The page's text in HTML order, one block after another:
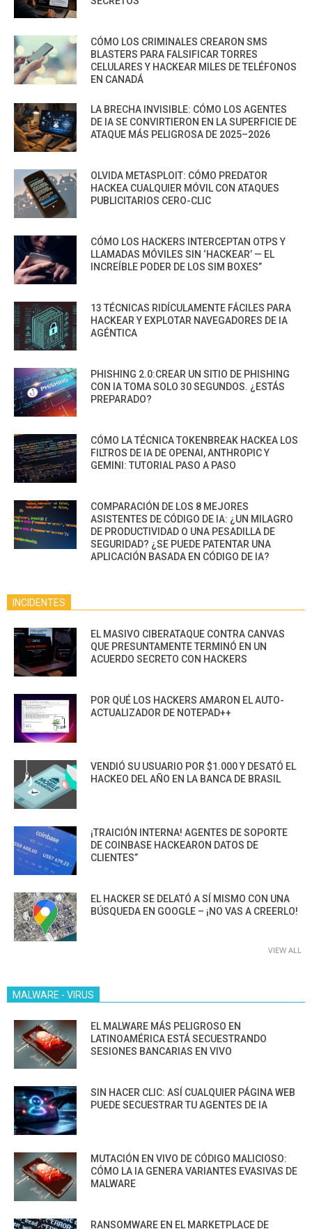
CÓMO LOS CRIMINALES CREARON SMS
BLASTERS PARA FALSIFICAR TORRES
CELULARES Y HACKEAR MILES DE TELÉFONOS
EN CANADÁ
LA BRECHA INVISIBLE: CÓMO LOS AGENTES
DE IA SE CONVIRTIERON EN LA SUPERFICIE DE
ATAQUE MÁS PELIGROSA DE 2025–2026
OLVIDA METASPLOIT: CÓMO PREDATOR
HACKEA CUALQUIER MÓVIL CON ATAQUES
PUBLICITARIOS CERO-CLIC
CÓMO LOS HACKERS INTERCEPTAN OTPS Y
LLAMADAS MÓVILES SIN ‘HACKEAR’ — EL
INCREÍBLE PODER DE LOS SIM BOXES”
13 TÉCNICAS RIDÍCULAMENTE FÁCILES PARA
HACKEAR Y EXPLOTAR NAVEGADORES DE IA
AGÉNTICA
PHISHING 2.0:CREAR UN SITIO DE PHISHING
CON IA TOMA SOLO 30 SEGUNDOS. ¿ESTÁS
PREPARADO?
CÓMO LA TÉCNICA TOKENBREAK HACKEA LOS
FILTROS DE IA DE OPENAI, ANTHROPIC Y
GEMINI: TUTORIAL PASO A PASO
COMPARACIÓN DE LOS 8 MEJORES
ASISTENTES DE CÓDIGO DE IA: ¿UN MILAGRO
DE PRODUCTIVIDAD O UNA PESADILLA DE
SEGURIDAD? ¿SE PUEDE PATENTAR UNA
APLICACIÓN BASADA EN CÓDIGO DE IA?
INCIDENTES
EL MASIVO CIBERATAQUE CONTRA CANVAS
QUE PRESUNTAMENTE TERMINÓ EN UN
ACUERDO SECRETO CON HACKERS
POR QUÉ LOS HACKERS AMARON EL AUTO-
ACTUALIZADOR DE NOTEPAD++
VENDIÓ SU USUARIO POR $1.000 Y DESATÓ EL
HACKEO DEL AÑO EN LA BANCA DE BRASIL
¡TRAICIÓN INTERNA! AGENTES DE SOPORTE
DE COINBASE HACKEARON DATOS DE
CLIENTES”
EL HACKER SE DELATÓ A SÍ MISMO CON UNA
BÚSQUEDA EN GOOGLE – ¡NO VAS A CREERLO!
VIEW ALL
MALWARE - VIRUS
EL MALWARE MÁS PELIGROSO EN
LATINOAMÉRICA ESTÁ SECUESTRANDO
SESIONES BANCARIAS EN VIVO
SIN HACER CLIC: ASÍ CUALQUIER PÁGINA WEB
PUEDE SECUESTRAR TU AGENTES DE IA
MUTACIÓN EN VIVO DE CÓDIGO MALICIOSO:
CÓMO LA IA GENERA VARIANTES EVASIVAS DE
MALWARE
RANSOMWARE EN EL MARKETPLACE DE